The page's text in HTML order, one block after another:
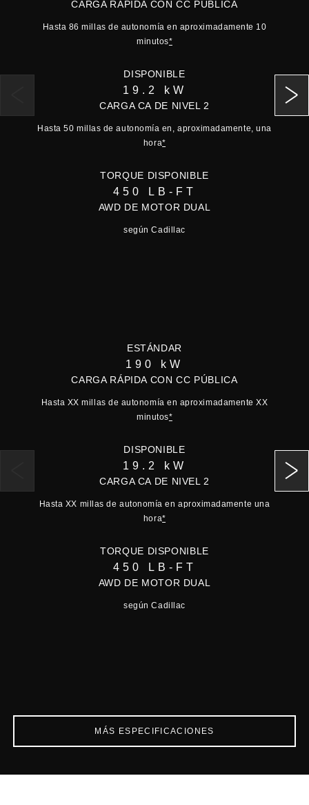
adaptativo*
CARGA RÁPIDA CON CC PÚBLICA
Hasta 86 millas de autonomía en aproximadamente 10
minutos*
DISPONIBLE
19.2 kW
CARGA CA DE NIVEL 2
Hasta 50 millas de autonomía en, aproximadamente, una
hora*
TORQUE DISPONIBLE
450 LB-FT
AWD DE MOTOR DUAL
según Cadillac
ESTÁNDAR
190 kW
CARGA RÁPIDA CON CC PÚBLICA
Hasta XX millas de autonomía en aproximadamente XX
minutos*
DISPONIBLE
19.2 kW
CARGA CA DE NIVEL 2
Hasta XX millas de autonomía en aproximadamente una
hora*
TORQUE DISPONIBLE
450 LB-FT
AWD DE MOTOR DUAL
según Cadillac
MÁS ESPECIFICACIONES